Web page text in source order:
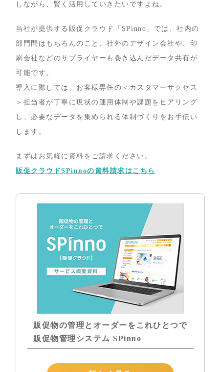
しながら、賢く活用していきたいですよね。
当社が提供する販促クラウド「SPinno」では、社内の
部門間はもちろんのこと、社外のデザイン会社や、印
刷会社などのサプライヤーも巻き込んだデータ共有が
可能です。
導入に際しては、お客様専任の＜カスタマーサクセス
＞担当者が丁寧に現状の運用体制や課題をヒアリング
し、必要なデータを集められる体制づくりをお手伝い
します。
まずはお気軽に資料をご請求ください。
販促クラウドSPinnoの資料請求はこちら
販促物の管理とオーダーをこれひとつで
販促物管理システム SPinno